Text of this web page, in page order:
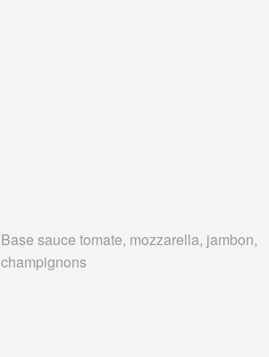
Base sauce tomate, mozzarella, jambon,
champignons